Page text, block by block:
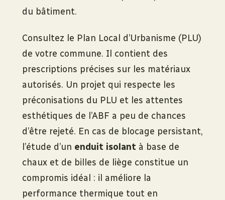
du bâtiment.
Consultez le Plan Local d’Urbanisme (PLU)
de votre commune. Il contient des
prescriptions précises sur les matériaux
autorisés. Un projet qui respecte les
préconisations du PLU et les attentes
esthétiques de l’ABF a peu de chances
d’être rejeté. En cas de blocage persistant,
l’étude d’un enduit isolant à base de
chaux et de billes de liège constitue un
compromis idéal : il améliore la
performance thermique tout en